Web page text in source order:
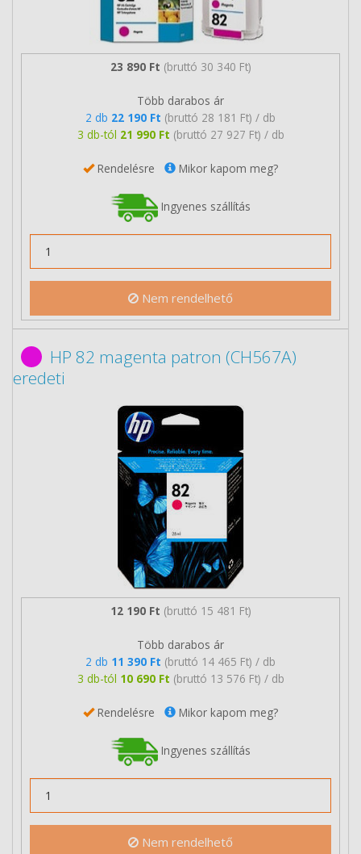
23 890 Ft (bruttó 30 340 Ft)
Több darabos ár
2 db 22 190 Ft (bruttó 28 181 Ft) / db
3 db-tól 21 990 Ft (bruttó 27 927 Ft) / db
Rendelésre Mikor kapom meg?
Ingyenes szállítás
Nem rendelhető
HP 82 magenta patron (CH567A)
eredeti
12 190 Ft (bruttó 15 481 Ft)
Több darabos ár
2 db 11 390 Ft (bruttó 14 465 Ft) / db
3 db-tól 10 690 Ft (bruttó 13 576 Ft) / db
Rendelésre Mikor kapom meg?
Ingyenes szállítás
Nem rendelhető